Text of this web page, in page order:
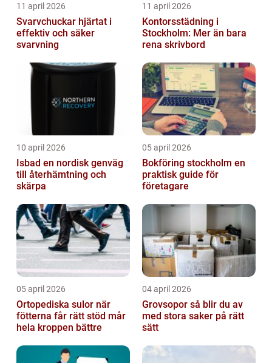
11 april 2026
Svarvchuckar hjärtat i
effektiv och säker
svarvning
11 april 2026
Kontorsstädning i
Stockholm: Mer än bara
rena skrivbord
10 april 2026
Isbad en nordisk genväg
till återhämtning och
skärpa
05 april 2026
Bokföring stockholm en
praktisk guide för
företagare
05 april 2026
Ortopediska sulor när
fötterna får rätt stöd mår
hela kroppen bättre
04 april 2026
Grovsopor så blir du av
med stora saker på rätt
sätt